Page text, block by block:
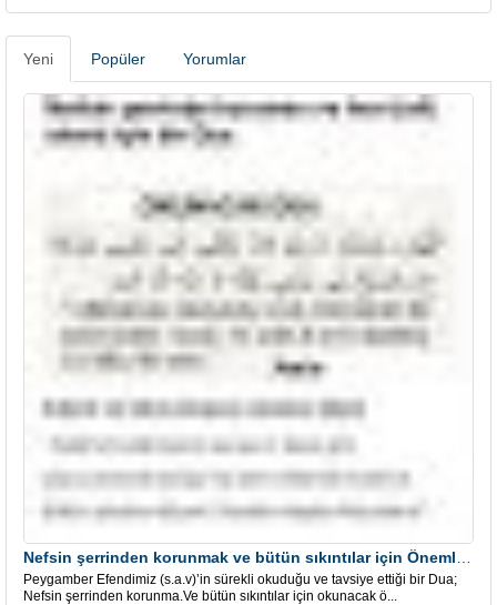
Yeni Popüler Yorumlar
Peygamber Efendimiz (s.a.v)’in sürekli okuduğu ve tavsiye ettiği bir Dua;
Nefsin şerrinden korunma.Ve bütün sıkıntılar için okunacak ö...